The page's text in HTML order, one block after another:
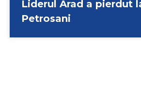
Liderul Arad a pierdut
Petrosani